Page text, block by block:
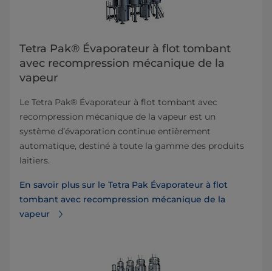
Tetra Pak® Évaporateur à flot tombant
avec recompression mécanique de la
vapeur
Le Tetra Pak® Évaporateur à flot tombant avec
recompression mécanique de la vapeur est un
système d’évaporation continue entièrement
automatique, destiné à toute la gamme des produits
laitiers.
En savoir plus sur le Tetra Pak Évaporateur à flot
tombant avec recompression mécanique de la
vapeur